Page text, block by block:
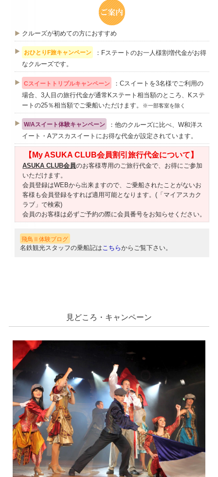
クルーズが初めての方におすすめ
おひとりF旅キャンペーン
：Fステートのお一人様割増代金がお得
なクルーズです。
Cスイートトリプルキャンペーン
：Cスイートを3名様でご利用の
場合、3人目の旅行代金が通常Kステート相当額のところ、Kステ
ートの25％相当額でご乗船いただけます。
※一部客室を除く
W/Aスイート体験キャンペーン
：他のクルーズに比べ、W和洋ス
イート・Aアスカスイートにお得な代金が設定されています。
【My ASUKA CLUB会員割引旅行代金について】
ASUKA CLUB会員のお客様専用のご旅行代金で、お得にご参加
いただけます。
会員登録はWEBから出来ますので、ご乗船されたことがないお
客様も会員登録をすれば適用可能となります。(「マイアスカク
ラブ」で検索)
会員のお客様は必ずご予約の際に会員番号をお知らせください。
飛鳥Ⅱ体験ブログ
名鉄観光スタッフの乗船記はこちらからご覧下さい。
見どころ・キャンペーン